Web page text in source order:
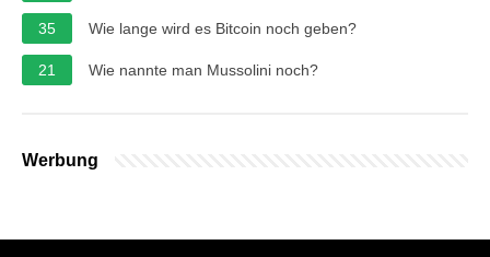
35 Wie lange wird es Bitcoin noch geben?
21 Wie nannte man Mussolini noch?
Werbung